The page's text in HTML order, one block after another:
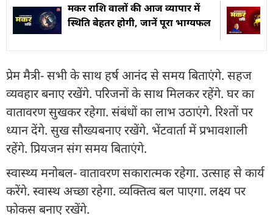
मकर राशि वालों की आज व्यापार में
स्थिति बेहतर होगी, जानें पूरा भाग्यफल
प्रेम मैत्री- सभी के साथ हर्ष आनंद से समय बिताएंगे. सहज
व्यवहार बनाए रखेंगे. परिजनों के साथ मिलकर रहेंगे. घर का
वातावरण सुखकर रहेगा. संबंधों का लाभ उठाएंगे. रिश्तों पर
ध्यान देंगे. सुख सौख्यबनाए रखेंगे. भेंटवार्ता में प्रभावशाली
रहेंगे. प्रियजन संग समय बिताएंगे.
स्वास्थ्य मनोबल- वातावरण सकारात्मक रहेगा. उत्साह से कार्य
करेंगे. स्वास्थ अच्छा रहेगा. व्यक्तित्व बल पाएगा. लक्ष्य पर
फोकस बनाए रखेंगे.